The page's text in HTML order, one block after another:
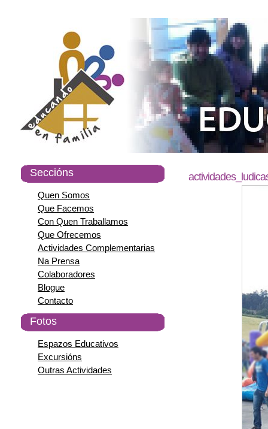
Seccións
Quen Somos
Que Facemos
Con Quen Traballamos
Que Ofrecemos
Actividades Complementarias
Na Prensa
Colaboradores
Blogue
Contacto
Fotos
Espazos Educativos
Excursións
Outras Actividades